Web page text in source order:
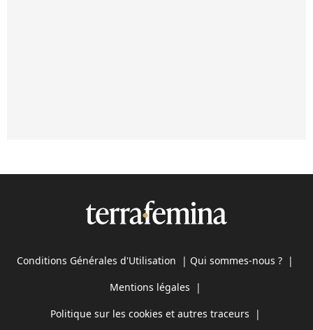
Conditions Générales d'Utilisation | Qui sommes-nous ? |
Mentions légales |
Politique sur les cookies et autres traceurs |